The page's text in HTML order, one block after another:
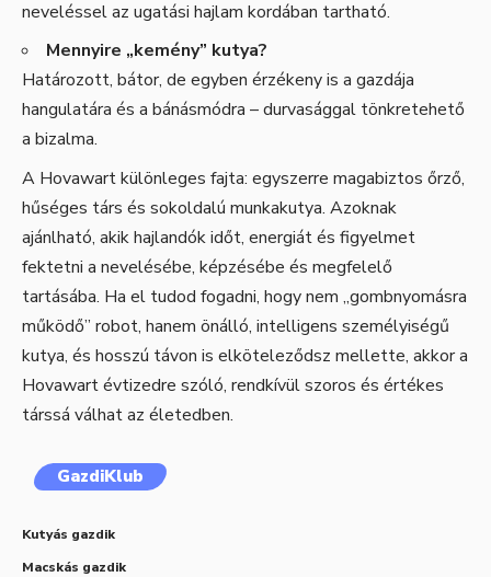
neveléssel az ugatási hajlam kordában tartható.
Mennyire „kemény” kutya?
Határozott, bátor, de egyben érzékeny is a gazdája
hangulatára és a bánásmódra – durvasággal tönkretehető
a bizalma.
A Hovawart különleges fajta: egyszerre magabiztos őrző,
hűséges társ és sokoldalú munkakutya. Azoknak
ajánlható, akik hajlandók időt, energiát és figyelmet
fektetni a nevelésébe, képzésébe és megfelelő
tartásába. Ha el tudod fogadni, hogy nem „gombnyomásra
működő” robot, hanem önálló, intelligens személyiségű
kutya, és hosszú távon is elköteleződsz mellette, akkor a
Hovawart évtizedre szóló, rendkívül szoros és értékes
társsá válhat az életedben.
GazdiKlub
Kutyás gazdik
Macskás gazdik